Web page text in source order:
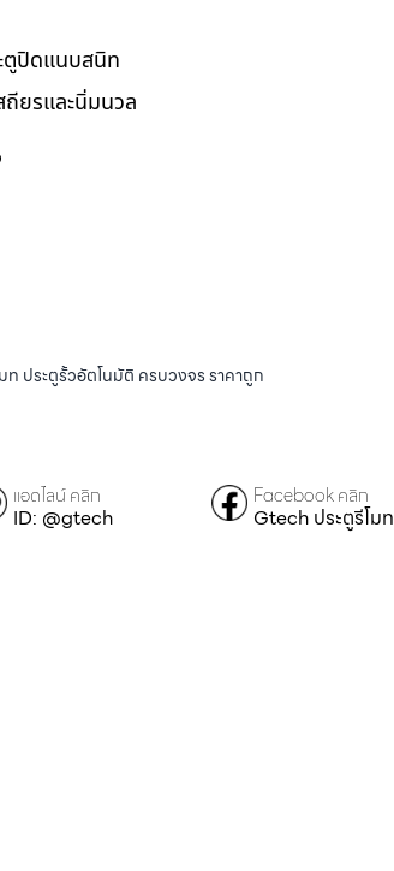
ตูปิดแนบสนิท
ยรและนิ่มนวล
ประตูรั้วอัตโนมัติ ครบวงจร ราคาถูก
แอดไลน์ คลิก
ID: @gtech
Facebook คลิก
Gtech ประตูรีโมท